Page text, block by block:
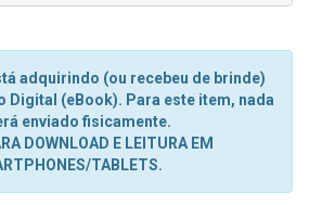
adquirindo (ou recebeu de brinde)
Digital (eBook). Para este item, nada
enviado fisicamente.
DOWNLOAD E LEITURA EM
TABLETS.